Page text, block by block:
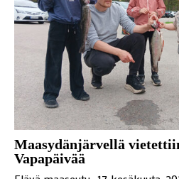
Maasydänjärvellä
Vapapäivää